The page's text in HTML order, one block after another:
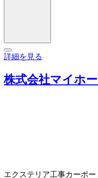
詳細を見る
株式会社マイホ
エクステリア工事カーポー